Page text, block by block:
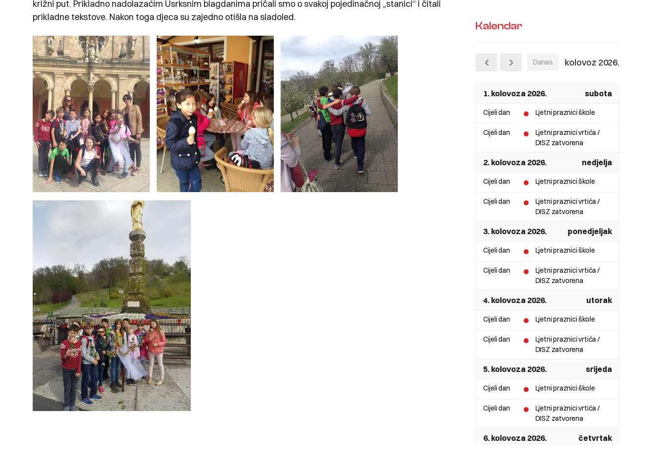
križni put. Prikladno nadolazaćim Usrksnim blagdanima pričali smo o svakoj pojedinačnoj „stanici“ i čitali
prikladne tekstove. Nakon toga djeca su zajedno otišla na sladoled.
Kalendar
Danas kolovoz 2026.
1. kolovoza 2026. subota
Cijeli dan Ljetni praznici škole
Cijeli dan
Ljetni praznici vrtića /
DISZ zatvorena
2. kolovoza 2026. nedjelja
Cijeli dan Ljetni praznici škole
Cijeli dan
Ljetni praznici vrtića /
DISZ zatvorena
3. kolovoza 2026. ponedjeljak
Cijeli dan Ljetni praznici škole
Cijeli dan
Ljetni praznici vrtića /
DISZ zatvorena
4. kolovoza 2026. utorak
Cijeli dan Ljetni praznici škole
Cijeli dan
Ljetni praznici vrtića /
DISZ zatvorena
5. kolovoza 2026. srijeda
Cijeli dan Ljetni praznici škole
Cijeli dan
Ljetni praznici vrtića /
DISZ zatvorena
6. kolovoza 2026. četvrtak